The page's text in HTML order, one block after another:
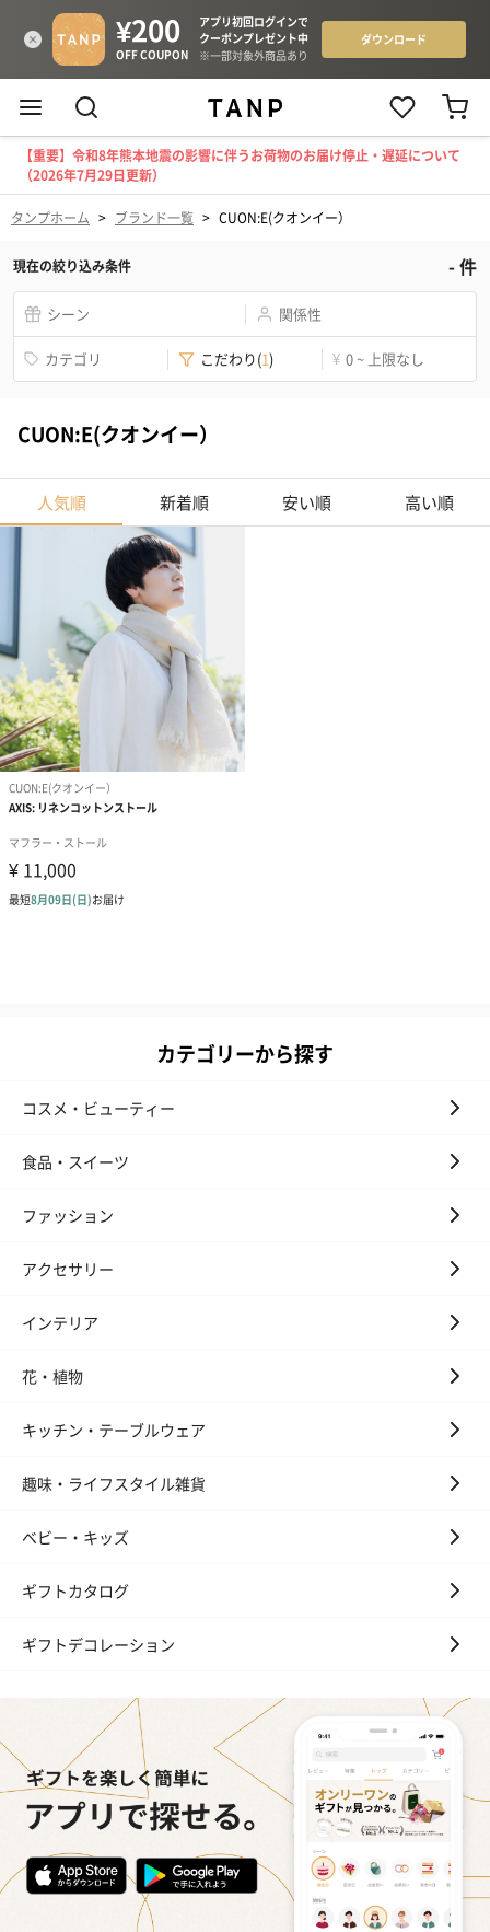
【重要】令和8年熊本地震の影響に伴うお荷物のお届け停止・遅延について
（2026年7月29日更新）
タンプホーム > ブランド一覧 > CUON:E(クオンイー）
現在の絞り込み条件 -件
シーン 関係性
カテゴリ こだわり(1) ¥ 0 ~ 上限なし
CUON:E(クオンイー）
人気順 新着順 安い順 高い順
カテゴリーから探す
コスメ・ビューティー
食品・スイーツ
ファッション
アクセサリー
インテリア
花・植物
キッチン・テーブルウェア
趣味・ライフスタイル雑貨
ベビー・キッズ
ギフトカタログ
ギフトデコレーション